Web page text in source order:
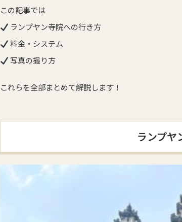
この記事では
ランプヤン寺院への行き方
料金・システム
写真の撮り方
これらを全部まとめて解説します！
ランプヤ